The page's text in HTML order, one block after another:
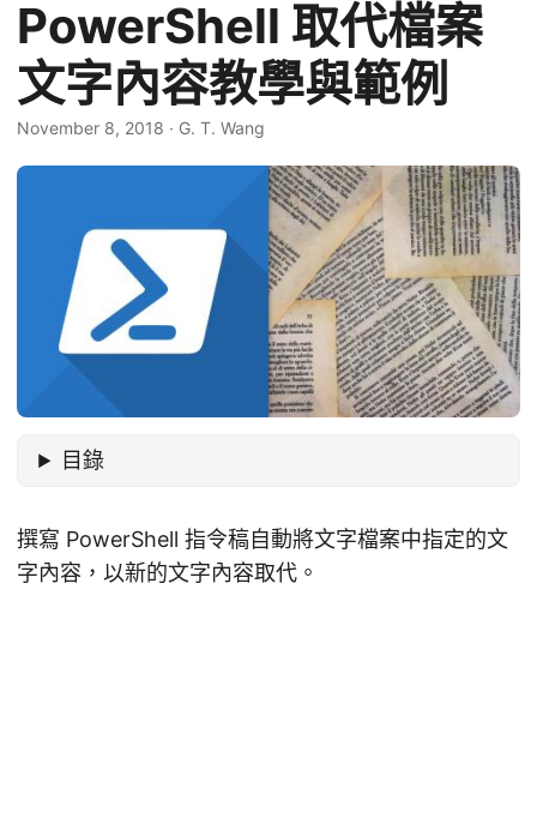
PowerShell 取代檔案
文字內容教學與範例
November 8, 2018 · G. T. Wang
目錄
撰寫 PowerShell 指令稿自動將文字檔案中指定的文
字內容，以新的文字內容取代。